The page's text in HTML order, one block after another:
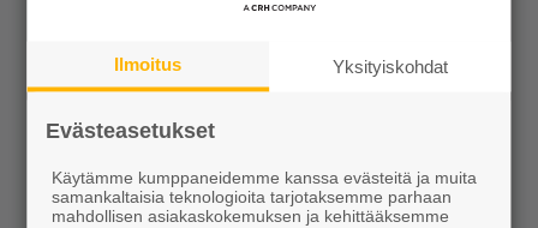
Näytä lisätiedot
Ilmoitus Yksityiskohdat
Evästeasetukset
Käytämme kumppaneidemme kanssa evästeitä ja muita
samankaltaisia teknologioita tarjotaksemme parhaan
mahdollisen asiakaskokemuksen ja kehittääksemme